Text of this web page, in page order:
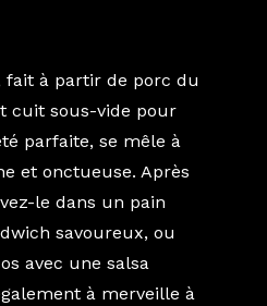
fait à partir de porc du
cuit sous-vide pour
parfaite, se mêle à
et onctueuse. Après
le dans un pain
savoureux, ou
avec une salsa
à merveille à